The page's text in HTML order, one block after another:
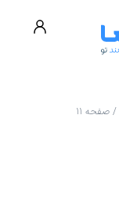
/ صفحه ۱۱